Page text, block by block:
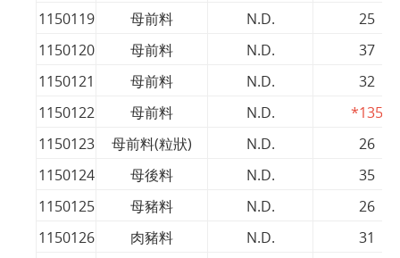
1150119
母前料 N.D.
25
1150120
母前料 N.D.
37
1150121
母前料 N.D.
32
1150122
母前料 N.D.
*135
1150123
母前料(粒狀) N.D.
26
1150124
母後料 N.D.
35
1150125
母豬料 N.D.
26
1150126
肉豬料 N.D.
31